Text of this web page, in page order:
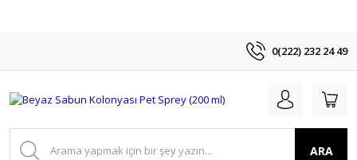
0(222) 232 24 49
ARA